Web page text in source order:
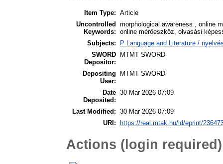
Item Type: Article
Uncontrolled
Keywords:
morphological awareness , online
online mérőeszköz, olvasási
Subjects:
P Language and Literature /
SWORD
Depositor:
MTMT SWORD
Depositing
User:
MTMT SWORD
Date
Deposited:
30 Mar 2026 07:09
Last Modified: 30 Mar 2026 07:09
URI:
https://real.mtak.hu/id/eprint/
Actions (login required)